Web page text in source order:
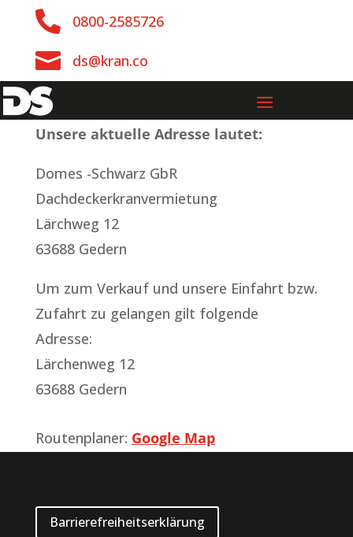
 0800-2585726
 ds@kran.co
Unsere aktuelle Adresse lautet:
Domes -Schwarz GbR
Dachdeckerkranvermietung
Lärchweg 12
63688 Gedern
Um zum Verkauf und unsere Einfahrt bzw.
Zufahrt zu gelangen gilt folgende
Adresse:
Lärchenweg 12
63688 Gedern
Routenplaner: Google Map
Barrierefreiheitserklärung